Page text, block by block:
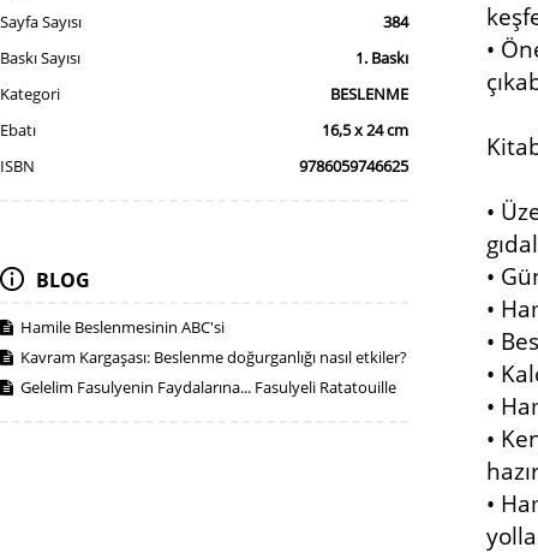
Sayfa Sayısı
384
Baskı Sayısı
1. Baskı
Kategori
BESLENME
Ebatı
16,5 x 24 cm
ISBN
9786059746625
BLOG
Hamile Beslenmesinin ABC'si
Kavram Kargaşası: Beslenme doğurganlığı nasıl etkiler?
Gelelim Fasulyenin Faydalarına... Fasulyeli Ratatouille
•
•
•
•
•
•
•
•
•